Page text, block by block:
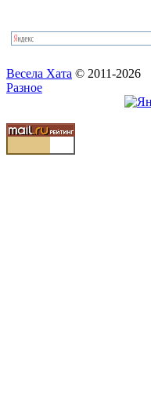
Весела Хата © 2011-2026
Разное